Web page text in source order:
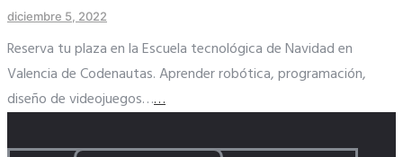
diciembre 5, 2022
Reserva tu plaza en la Escuela tecnológica de Navidad en
Valencia de Codenautas. Aprender robótica, programación,
diseño de videojuegos……